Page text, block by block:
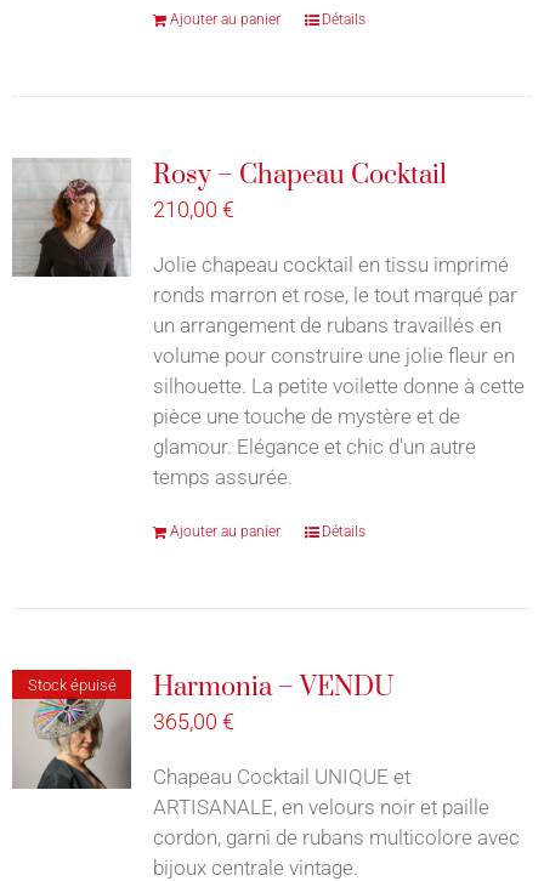
Ajouter au panier Détails
Rosy – Chapeau Cocktail
210,00 €
Jolie chapeau cocktail en tissu imprimé
ronds marron et rose, le tout marqué par
un arrangement de rubans travaillés en
volume pour construire une jolie fleur en
silhouette. La petite voilette donne à cette
pièce une touche de mystère et de
glamour. Elégance et chic d'un autre
temps assurée.
Ajouter au panier Détails
Stock épuisé Harmonia – VENDU
365,00 €
Chapeau Cocktail UNIQUE et
ARTISANALE, en velours noir et paille
cordon, garni de rubans multicolore avec
bijoux centrale vintage.